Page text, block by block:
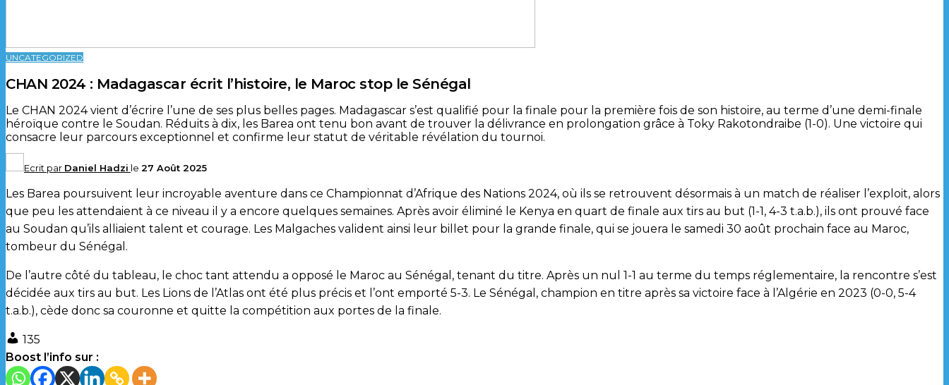
UNCATEGORIZED
CHAN 2024 : Madagascar écrit l’histoire, le Maroc stop le Sénégal
Le CHAN 2024 vient d’écrire l’une de ses plus belles pages. Madagascar s’est qualifié pour la finale pour la première fois de son histoire, au terme d’une demi-finale
héroïque contre le Soudan. Réduits à dix, les Barea ont tenu bon avant de trouver la délivrance en prolongation grâce à Toky Rakotondraibe (1-0). Une victoire qui
consacre leur parcours exceptionnel et confirme leur statut de véritable révélation du tournoi.
Ecrit par Daniel Hadzi le 27 Août 2025
Les Barea poursuivent leur incroyable aventure dans ce Championnat d’Afrique des Nations 2024, où ils se retrouvent désormais à un match de réaliser l’exploit, alors
que peu les attendaient à ce niveau il y a encore quelques semaines. Après avoir éliminé le Kenya en quart de finale aux tirs au but (1-1, 4-3 t.a.b.), ils ont prouvé face
au Soudan qu’ils alliaient talent et courage. Les Malgaches valident ainsi leur billet pour la grande finale, qui se jouera le samedi 30 août prochain face au Maroc,
tombeur du Sénégal.
De l’autre côté du tableau, le choc tant attendu a opposé le Maroc au Sénégal, tenant du titre. Après un nul 1-1 au terme du temps réglementaire, la rencontre s’est
décidée aux tirs au but. Les Lions de l’Atlas ont été plus précis et l’ont emporté 5-3. Le Sénégal, champion en titre après sa victoire face à l’Algérie en 2023 (0-0, 5-4
t.a.b.), cède donc sa couronne et quitte la compétition aux portes de la finale.
135
Boost l’info sur :